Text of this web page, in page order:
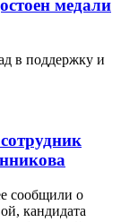
медали
в поддержку и
сообщили о
кандидата